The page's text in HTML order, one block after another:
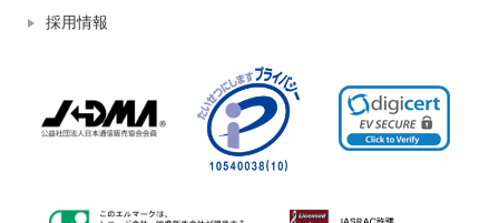
採用情報